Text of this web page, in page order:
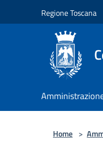
Regione Toscana
Home >